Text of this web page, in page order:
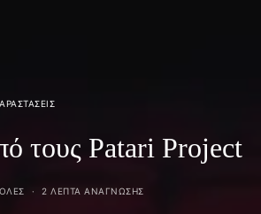
τους Patari Project
2 ΛΕΠΤΑ ΑΝΆΓΝΩΣΗΣ